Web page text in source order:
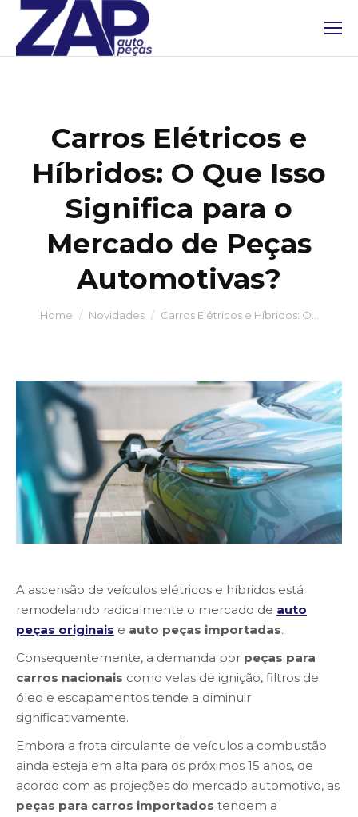
Carros Elétricos e
Híbridos: O Que Isso
Significa para o
Mercado de Peças
Automotivas?
You are here:
Home Novidades Carros Elétricos e Híbridos: O…
A ascensão de veículos elétricos e híbridos está
remodelando radicalmente o mercado de auto
peças originais e auto peças importadas.
Consequentemente, a demanda por peças para
carros nacionais como velas de ignição, filtros de
óleo e escapamentos tende a diminuir
significativamente.
Embora a frota circulante de veículos a combustão
ainda esteja em alta para os próximos 15 anos, de
acordo com as projeções do mercado automotivo, as
peças para carros importados tendem a